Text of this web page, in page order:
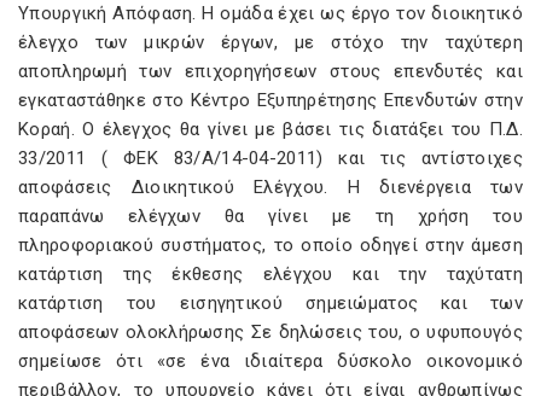
Υπουργική Απόφαση. Η ομάδα έχει ως έργο τον διοικητικό
έλεγχο των μικρών έργων, με στόχο την ταχύτερη
αποπληρωμή των επιχορηγήσεων στους επενδυτές και
εγκαταστάθηκε στο Κέντρο Εξυπηρέτησης Επενδυτών στην
Κοραή. Ο έλεγχος θα γίνει με βάσει τις διατάξει του Π.Δ.
33/2011 ( ΦΕΚ 83/Α/14-04-2011) και τις αντίστοιχες
αποφάσεις Διοικητικού Ελέγχου. Η διενέργεια των
παραπάνω ελέγχων θα γίνει με τη χρήση του
πληροφοριακού συστήματος, το οποίο οδηγεί στην άμεση
κατάρτιση της έκθεσης ελέγχου και την ταχύτατη
κατάρτιση του εισηγητικού σημειώματος και των
αποφάσεων ολοκλήρωσης Σε δηλώσεις του, ο υφυπουγός
σημείωσε ότι «σε ένα ιδιαίτερα δύσκολο οικονομικό
περιβάλλον, το υπουργείο κάνει ότι είναι ανθρωπίνως